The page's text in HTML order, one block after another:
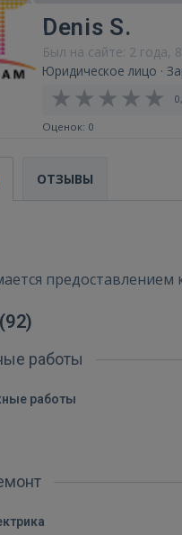
Denis S.
Был на сайте: 2 года,
Юридическое лицо ·
Оценок: 0
ОТЗЫВЫ
предоставлением
92)
работы
работы